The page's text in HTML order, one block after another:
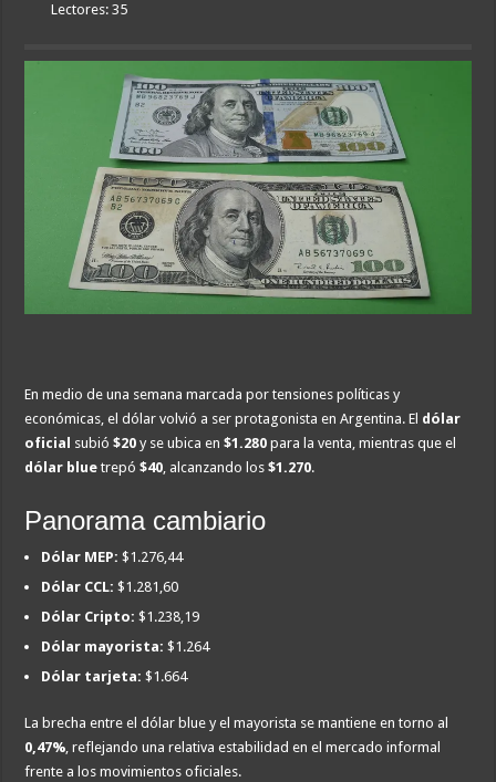
Lectores: 35
En medio de una semana marcada por tensiones políticas y
económicas, el dólar volvió a ser protagonista en Argentina. El dólar
oficial subió$20 y se ubica en$1.280 para la venta, mientras que el
dólar blue trepó$40, alcanzando los$1.270.
Panorama cambiario
Dólar MEP: $1.276,44
Dólar CCL: $1.281,60
Dólar Cripto: $1.238,19
Dólar mayorista: $1.264
Dólar tarjeta: $1.664
La brecha entre el dólar blue y el mayorista se mantiene en torno al
0,47%, reflejando una relativa estabilidad en el mercado informal
frente a los movimientos oficiales.